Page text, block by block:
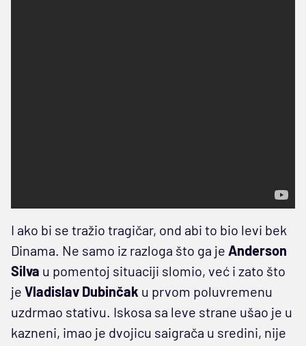
I ako bi se tražio tragičar, ond abi to bio levi bek
Dinama. Ne samo iz razloga što ga je Anderson
Silva u pomentoj situaciji slomio, već i zato što
je Vladislav Dubinčak u prvom poluvremenu
uzdrmao stativu. Iskosa sa leve strane ušao je u
kazneni, imao je dvojicu saigrača u sredini, nije